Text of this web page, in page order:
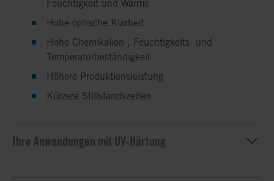
Feuchtigkeit und Wärme
Hohe optische Klarheit
Hohe Chemikalien-, Feuchtigkeits- und
Temperaturbeständigkeit
Höhere Produktionsleistung
Kürzere Stillstandszeiten
Ihre Anwendungen mit UV-Härtung